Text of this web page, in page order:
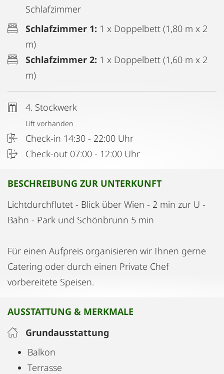
Schlafzimmer
Schlafzimmer 1: 1 x Doppelbett (1,80 m x 2
m)
Schlafzimmer 2: 1 x Doppelbett (1,60 m x 2
m)
4. Stockwerk
Lift vorhanden
Check-in 14:30 - 22:00 Uhr
Check-out 07:00 - 12:00 Uhr
BESCHREIBUNG ZUR UNTERKUNFT
Lichtdurchflutet - Blick über Wien - 2 min zur U -
Bahn - Park und Schönbrunn 5 min
Für einen Aufpreis organisieren wir Ihnen gerne
Catering oder durch einen Private Chef
vorbereitete Speisen.
AUSSTATTUNG & MERKMALE
Grundausstattung
Balkon
Terrasse